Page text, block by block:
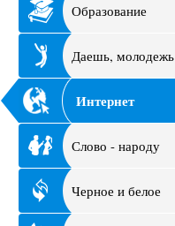
Образование
Даешь, молодежь
Интернет
Слово - народу
Черное и белое